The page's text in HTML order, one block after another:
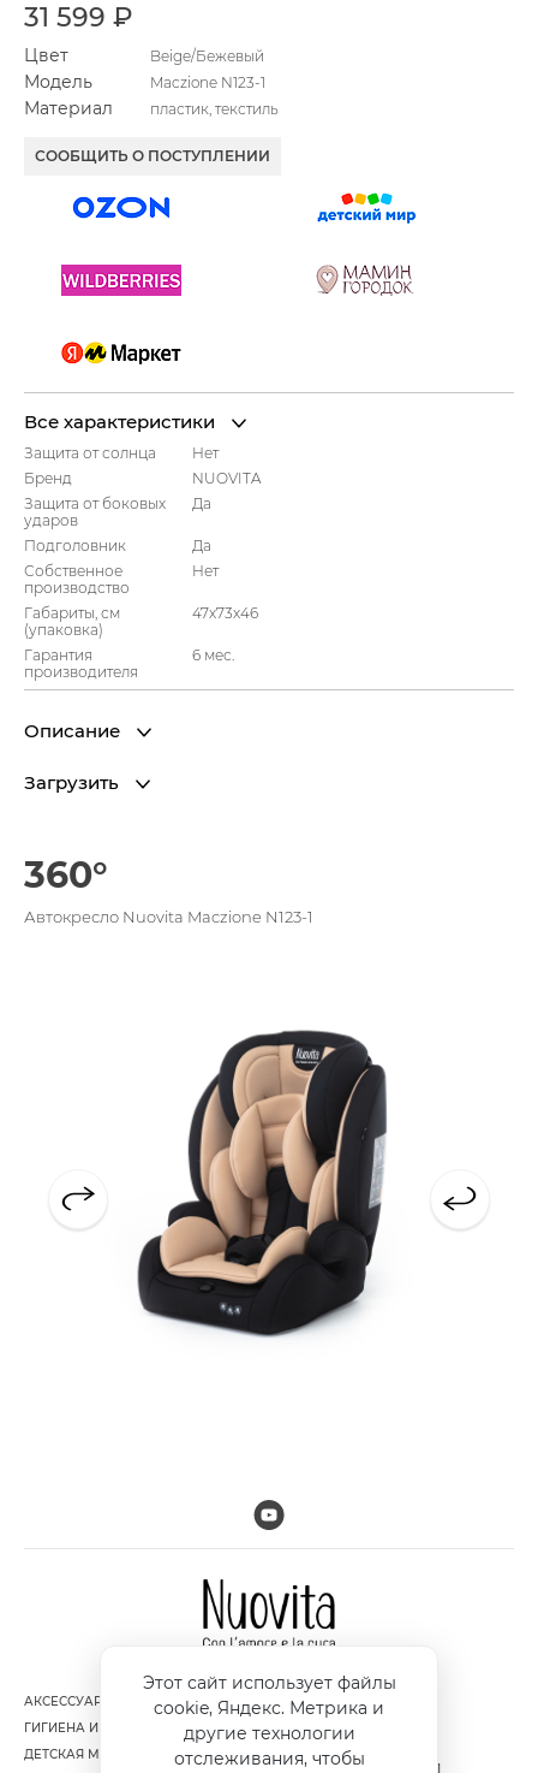
31 599 ₽
Цвет Beige/Бежевый
Модель Maczione N123-1
Материал пластик, текстиль
СООБЩИТЬ О ПОСТУПЛЕНИИ
Все характеристики
Защита от солнца
Нет
Бренд
NUOVITA
Защита от боковых
ударов
Да
Подголовник
Да
Собственное
производство
Нет
Габариты, см
(упаковка)
47x73x46
Гарантия
производителя
6 мес.
Описание
Загрузить
360°
Автокресло Nuovita Maczione N123-1
АКСЕССУАРЫ
ГИГИЕНА И УХОД ЗА РЕБЕНКОМ
ДЕТСКАЯ МЕБЕЛЬ
ДОСТАВКА И ОПЛАТА
ГАРАНТИЯ И ВОЗВРАТ
ПОЛИТИКА
КОНФИДЕНЦИАЛЬНОСТИ
Этот сайт использует файлы
cookie, Яндекс. Метрика и
другие технологии
отслеживания, чтобы